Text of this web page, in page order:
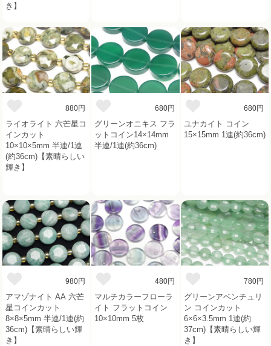
き】
880円
ライオライト 六芒星コ
インカット
10×10×5mm 半連/1連
(約36cm)【素晴らしい
輝き】
680円
グリーンオニキス フラ
ットコイン14×14mm
半連/1連(約36cm)
680円
ユナカイト コイン
15×15mm 1連(約36cm)
980円
アマゾナイト AA 六芒
星コインカット
8×8×5mm 半連/1連(約
36cm)【素晴らしい輝
き】
480円
マルチカラーフローラ
イト フラットコイン
10×10mm 5枚
780円
グリーンアベンチュリ
ン コインカット
6×6×3.5mm 1連(約
37cm)【素晴らしい輝
き】